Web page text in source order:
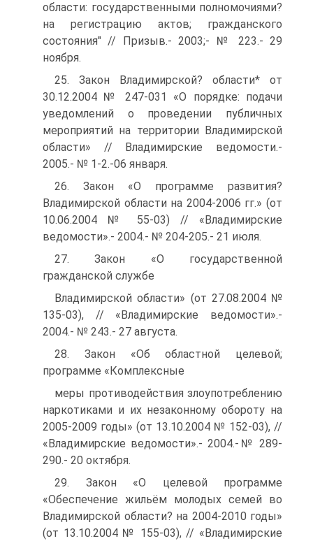
области: государственными полномочиями?
на регистрацию актов; гражданского
состояния" // Призыв.- 2003;- № 223.- 29
ноября.
25. Закон Владимирской? области* от
30.12.2004 № 247-031 «О порядке: подачи
уведомлений о проведении публичных
мероприятий на территории Владимирской
области» // Владимирские ведомости.-
2005.- № 1-2.-06 января.
26. Закон «О программе развития?
Владимирской области на 2004-2006 гг.» (от
10.06.2004 № 55-03) // «Владимирские
ведомости».- 2004.- № 204-205.- 21 июля.
27. Закон «О государственной
гражданской службе
Владимирской области» (от 27.08.2004 №
135-03), // «Владимирские ведомости».-
2004.- № 243.- 27 августа.
28. Закон «Об областной целевой;
программе «Комплексные
меры противодействия злоупотреблению
наркотиками и их незаконному обороту на
2005-2009 годы» (от 13.10.2004 № 152-03), //
«Владимирские ведомости».- 2004.-№ 289-
290.- 20 октября.
29. Закон «О целевой программе
«Обеспечение жильём молодых семей во
Владимирской области? на 2004-2010 годы»
(от 13.10.2004 № 155-03), // «Владимирские